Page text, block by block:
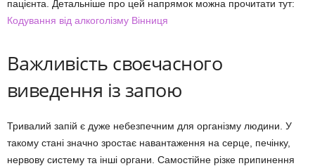
пацієнта. Детальніше про цей напрямок можна прочитати тут:
Кодування від алкоголізму Вінниця
Важливість своєчасного
виведення із запою
Тривалий запій є дуже небезпечним для організму людини. У
такому стані значно зростає навантаження на серце, печінку,
нервову систему та інші органи. Самостійне різке припинення